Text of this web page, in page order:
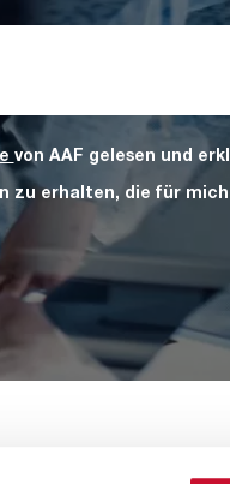
von AAF gelesen und
erhalten, die für mich